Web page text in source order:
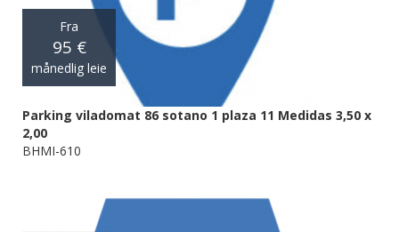
Fra
95 €
månedlig leie
Parking viladomat 86 sotano 1 plaza 11 Medidas 3,50 x
2,00
BHMI-610